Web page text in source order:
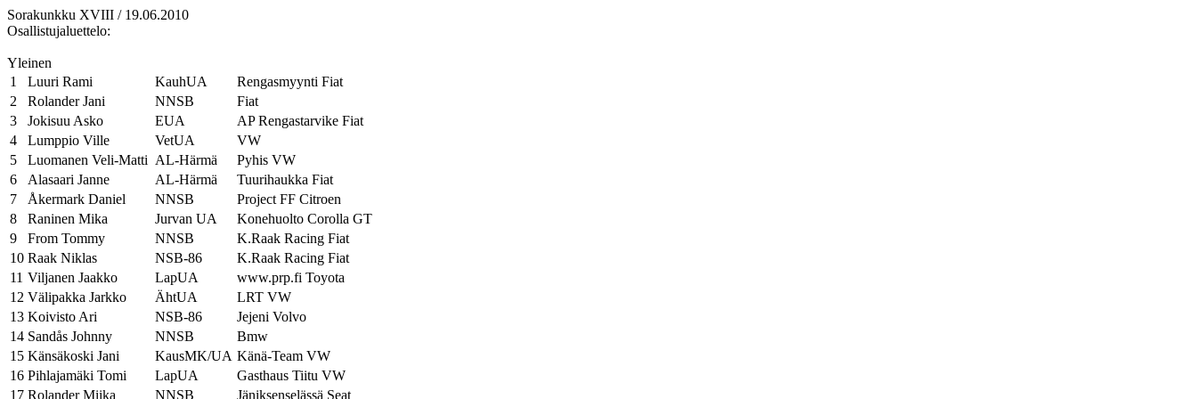
Sorakunkku XVIII / 19.06.2010
Osallistujaluettelo:
Yleinen
1
Luuri Rami KauhUA
Rengasmyynti Fiat
2
Rolander Jani NNSB
Fiat
3
Jokisuu Asko EUA
AP Rengastarvike Fiat
4
Lumppio Ville VetUA
VW
5
Luomanen Veli-Matti AL-Härmä
Pyhis VW
6
Alasaari Janne AL-Härmä
Tuurihaukka Fiat
7
Åkermark Daniel NNSB
Project FF Citroen
8
Raninen Mika Jurvan UA
Konehuolto Corolla GT
9
From Tommy NNSB
K.Raak Racing Fiat
10 Raak Niklas NSB-86
K.Raak Racing Fiat
11 Viljanen Jaakko LapUA
www.prp.fi Toyota
12 Välipakka Jarkko ÄhtUA
LRT VW
13 Koivisto Ari NSB-86
Jejeni Volvo
14 Sandås Johnny NNSB
Bmw
15 Känsäkoski Jani KausMK/UA Känä-Team VW
16 Pihlajamäki Tomi LapUA
Gasthaus Tiitu VW
17 Rolander Miika NNSB Jäniksenselässä Seat